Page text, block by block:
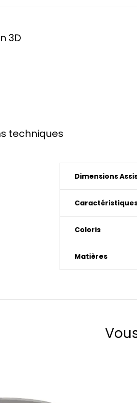
3D
techniques
Dimensions
Coloris
Matières